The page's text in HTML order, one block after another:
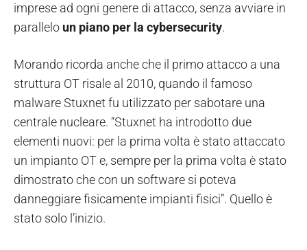
imprese ad ogni genere di attacco, senza avviare in
parallelo un piano per la cybersecurity.
Morando ricorda anche che il primo attacco a una
struttura OT risale al 2010, quando il famoso
malware Stuxnet fu utilizzato per sabotare una
centrale nucleare. “Stuxnet ha introdotto due
elementi nuovi: per la prima volta è stato attaccato
un impianto OT e, sempre per la prima volta è stato
dimostrato che con un software si poteva
danneggiare fisicamente impianti fisici”. Quello è
stato solo l’inizio.